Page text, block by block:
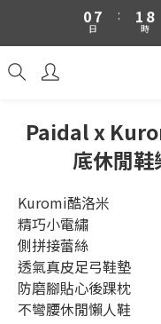
吉伊卡哇 新
6
5
0
日
0 7
6
1
0
時
吉伊卡哇 新品
Paidal x
底休閒鞋
Kuromi酷洛米
精巧小電繡
側拼接蕾絲
透氣真皮足弓鞋墊
防磨腳貼心後踝枕
不彎腰休閒懶人鞋